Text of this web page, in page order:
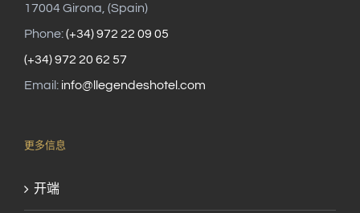
17004 Girona, (Spain)
Phone:(+34) 972 22 09 05
(+34) 972 20 62 57
Email: info@llegendeshotel.com
更多信息
开端